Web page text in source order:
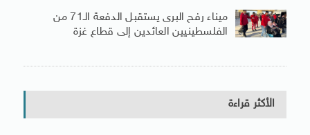
ميناء رفح البرى يستقبل الدفعة الـ71 من
الفلسطينيين العائدين إلى قطاع غزة
الأكثر قراءة